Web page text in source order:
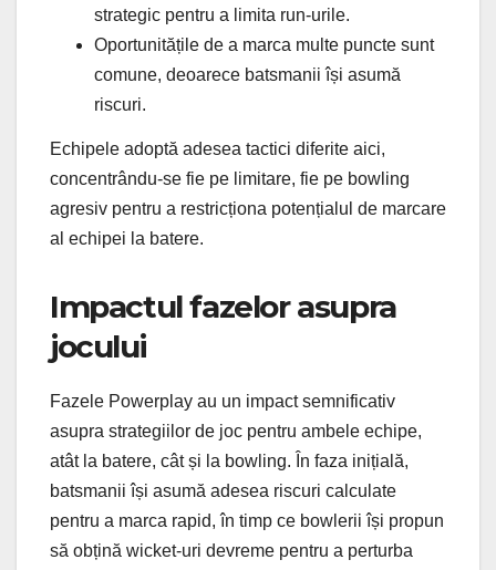
strategic pentru a limita run-urile.
Oportunitățile de a marca multe puncte sunt
comune, deoarece batsmanii își asumă
riscuri.
Echipele adoptă adesea tactici diferite aici,
concentrându-se fie pe limitare, fie pe bowling
agresiv pentru a restricționa potențialul de marcare
al echipei la batere.
Impactul fazelor asupra
jocului
Fazele Powerplay au un impact semnificativ
asupra strategiilor de joc pentru ambele echipe,
atât la batere, cât și la bowling. În faza inițială,
batsmanii își asumă adesea riscuri calculate
pentru a marca rapid, în timp ce bowlerii își propun
să obțină wicket-uri devreme pentru a perturba